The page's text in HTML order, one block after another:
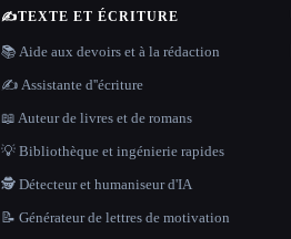
✍️TEXTE ET ÉCRITURE
📚 Aide aux devoirs et à la rédaction
✍️ Assistante d''écriture
📖 Auteur de livres et de romans
💡 Bibliothèque et ingénierie rapides
🕵️ Détecteur et humaniseur d'IA
📝 Générateur de lettres de motivation